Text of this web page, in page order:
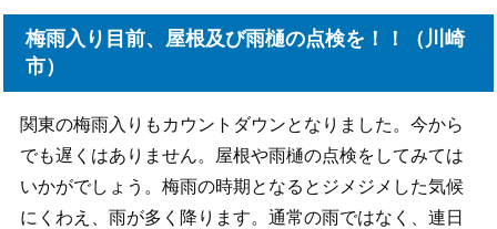
梅雨入り目前、屋根及び雨樋の点検を！！（川崎
市）
関東の梅雨入りもカウントダウンとなりました。今から
でも遅くはありません。屋根や雨樋の点検をしてみては
いかがでしょう。梅雨の時期となるとジメジメした気候
にくわえ、雨が多く降ります。通常の雨ではなく、連日